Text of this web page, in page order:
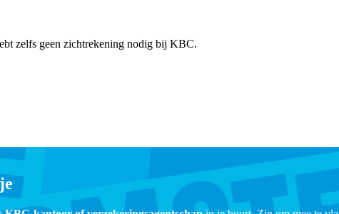
zelfs geen zichtrekening nodig bij KBC.